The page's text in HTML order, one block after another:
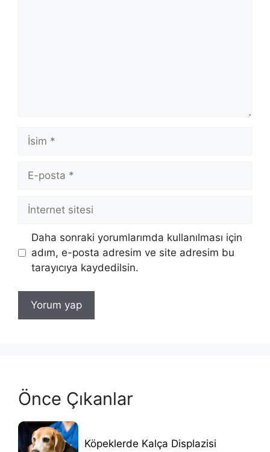
İsim
posta
İnternet
Daha sonraki yorumlarımda kullanılması için
adım, e-posta adresim ve site adresim bu
tarayıcıya kaydedilsin.
Önce Çıkanlar
Köpeklerde Kalça Displazisi